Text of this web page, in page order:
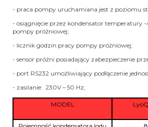
- praca pompy uruchamiana jest z poziomu
- osiągnięcie przez kondensator temperatury
pompy próżniowej;
- licznik godzin pracy pompy próżniowej;
- sensor próżni posiadający zabezpieczenie
- port RS232 umożliwiający podłączenie
- zasilanie: 230V – 50 Hz;
MODEL